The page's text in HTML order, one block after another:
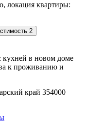
локация квартиры:
2
кухней в новом доме
к проживанию и
край 354000